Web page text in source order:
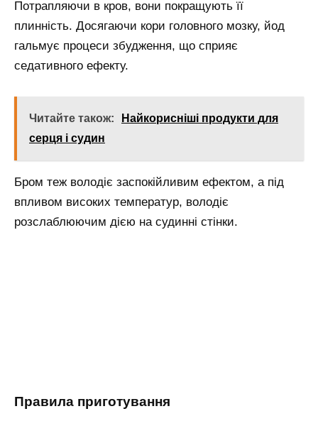
Потрапляючи в кров, вони покращують її
плинність. Досягаючи кори головного мозку, йод
гальмує процеси збудження, що сприяє
седативного ефекту.
Читайте також:
Найкорисніші продукти для
серця і судин
Бром теж володіє заспокійливим ефектом, а під
впливом високих температур, володіє
розслаблюючим дією на судинні стінки.
Правила приготування